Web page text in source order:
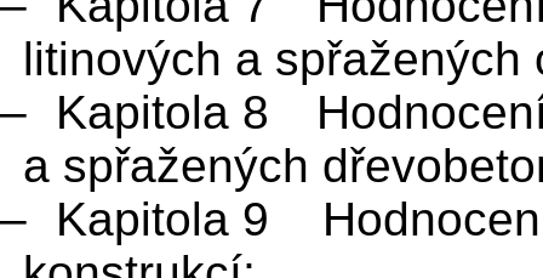
litinových a
–
Kapitola 8
a spřažených
–
Kapitola 9